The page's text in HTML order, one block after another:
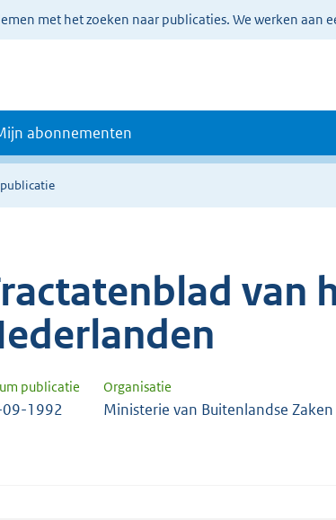
met het zoeken naar publicaties. We werken aan
abonnementen
van
publicatie Organisatie
1992 Ministerie van Buitenlandse Zaken